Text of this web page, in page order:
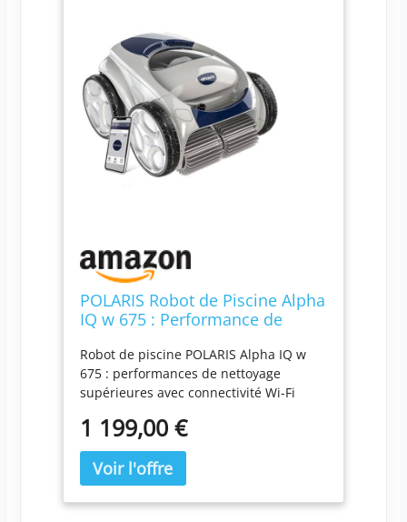
POLARIS Robot de Piscine Alpha
IQ w 675 : Performance de
connectivité wi-FI
Robot de piscine POLARIS Alpha IQ w
675 : performances de nettoyage
supérieures avec connectivité Wi-Fi
1 199,00 €